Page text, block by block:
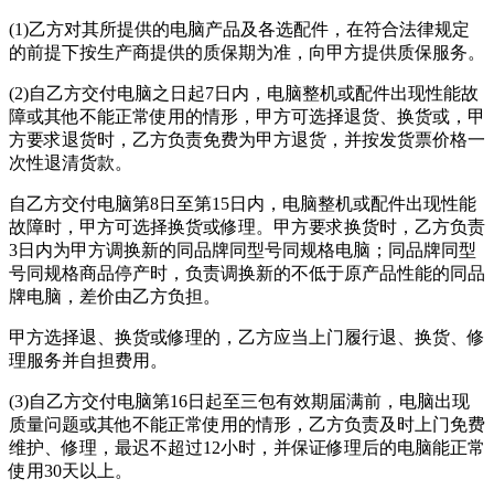
(1)乙方对其所提供的电脑产品及各选配件，在符合法律规定
的前提下按生产商提供的质保期为准，向甲方提供质保服务。
(2)自乙方交付电脑之日起7日内，电脑整机或配件出现性能故
障或其他不能正常使用的情形，甲方可选择退货、换货或，甲
方要求退货时，乙方负责免费为甲方退货，并按发货票价格一
次性退清货款。
自乙方交付电脑第8日至第15日内，电脑整机或配件出现性能
故障时，甲方可选择换货或修理。甲方要求换货时，乙方负责
3日内为甲方调换新的同品牌同型号同规格电脑；同品牌同型
号同规格商品停产时，负责调换新的不低于原产品性能的同品
牌电脑，差价由乙方负担。
甲方选择退、换货或修理的，乙方应当上门履行退、换货、修
理服务并自担费用。
(3)自乙方交付电脑第16日起至三包有效期届满前，电脑出现
质量问题或其他不能正常使用的情形，乙方负责及时上门免费
维护、修理，最迟不超过12小时，并保证修理后的电脑能正常
使用30天以上。